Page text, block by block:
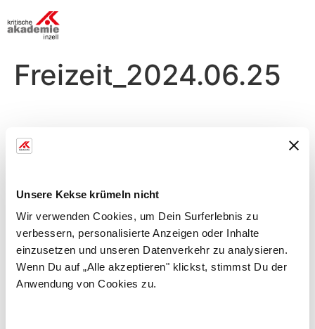
Unsere Kekse krümeln nicht
Wir verwenden Cookies, um Dein Surferlebnis zu
verbessern, personalisierte Anzeigen oder Inhalte
einzusetzen und unseren Datenverkehr zu analysieren.
Wenn Du auf „Alle akzeptieren" klickst, stimmst Du der
Anwendung von Cookies zu.
Freizeit_2024.06.25
Körper in Balance
mit Nadja
Kräftigung d. Tiefenmuskulatur, Verbesserung d.
Bewglichk. , Stressabbau